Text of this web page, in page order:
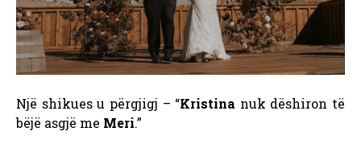
Një shikues u përgjigj – “Kristina nuk dëshiron të
bëjë asgjë me Meri.”